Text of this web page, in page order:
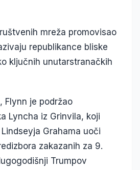
mreža promovisao
republikance bliske
ključnih unutarstranačkih
Flynn je podržao
Lyncha iz Grinvila, koji
Grahama uoči
zakazanih za 9.
Trumpov